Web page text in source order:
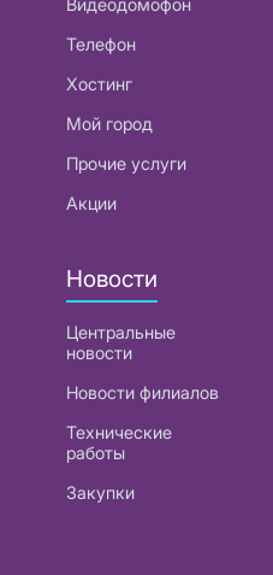
Телефон
Хостинг
Мой город
Прочие услуги
Акции
Новости
Центральные
новости
Новости филиалов
Технические
работы
Закупки